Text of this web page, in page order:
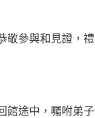
敬參與和見證，
館途中，囑咐弟